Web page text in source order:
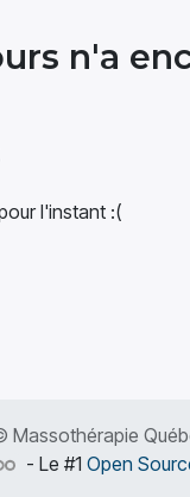
l'instant :(
n'a
Massothérapie
- Le #1 Open